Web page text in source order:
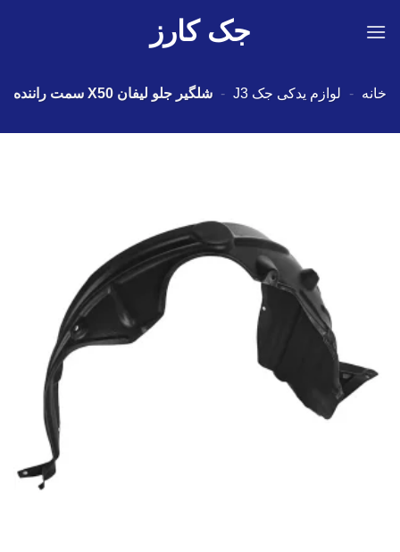
جک کارز
خانه - لوازم یدکی جک J3 - شلگیر جلو لیفان X50 سمت راننده